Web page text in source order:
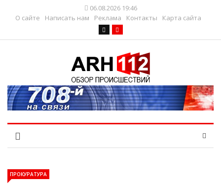
06.08.2026 19:46
О сайте
Написать нам Реклама Контакты Карта сайта
ПРОКУРАТУРА